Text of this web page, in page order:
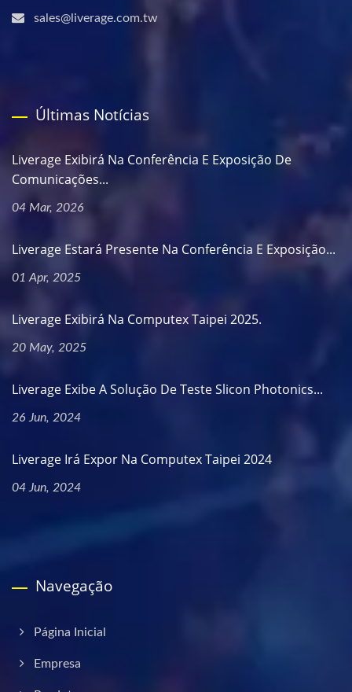
sales@liverage.com.tw
Últimas Notícias
Liverage Exibirá Na Conferência E Exposição De
Comunicações...
04 Mar, 2026
Liverage Estará Presente Na Conferência E Exposição...
01 Apr, 2025
Liverage Exibirá Na Computex Taipei 2025.
20 May, 2025
Liverage Exibe A Solução De Teste Slicon Photonics...
26 Jun, 2024
Liverage Irá Expor Na Computex Taipei 2024
04 Jun, 2024
Navegação
Página Inicial
Empresa